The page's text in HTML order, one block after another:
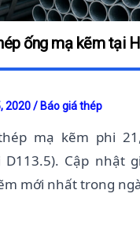
ống mạ kẽm tại
2020/ Báo giá thép
mạ kẽm phi
D113.5). Cập nhật
mới nhất trong